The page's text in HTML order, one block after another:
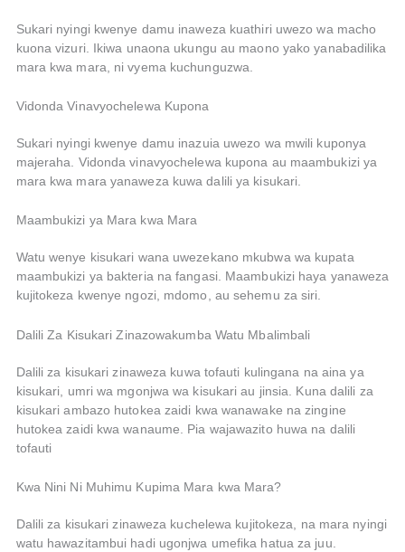
Sukari nyingi kwenye damu inaweza kuathiri uwezo wa macho
kuona vizuri. Ikiwa unaona ukungu au maono yako yanabadilika
mara kwa mara, ni vyema kuchunguzwa.
Vidonda Vinavyochelewa Kupona
Sukari nyingi kwenye damu inazuia uwezo wa mwili kuponya
majeraha. Vidonda vinavyochelewa kupona au maambukizi ya
mara kwa mara yanaweza kuwa dalili ya kisukari.
Maambukizi ya Mara kwa Mara
Watu wenye kisukari wana uwezekano mkubwa wa kupata
maambukizi ya bakteria na fangasi. Maambukizi haya yanaweza
kujitokeza kwenye ngozi, mdomo, au sehemu za siri.
Dalili Za Kisukari Zinazowakumba Watu Mbalimbali
Dalili za kisukari zinaweza kuwa tofauti kulingana na aina ya
kisukari, umri wa mgonjwa wa kisukari au jinsia. Kuna dalili za
kisukari ambazo hutokea zaidi kwa wanawake na zingine
hutokea zaidi kwa wanaume. Pia wajawazito huwa na dalili
tofauti
Kwa Nini Ni Muhimu Kupima Mara kwa Mara?
Dalili za kisukari zinaweza kuchelewa kujitokeza, na mara nyingi
watu hawazitambui hadi ugonjwa umefika hatua za juu.